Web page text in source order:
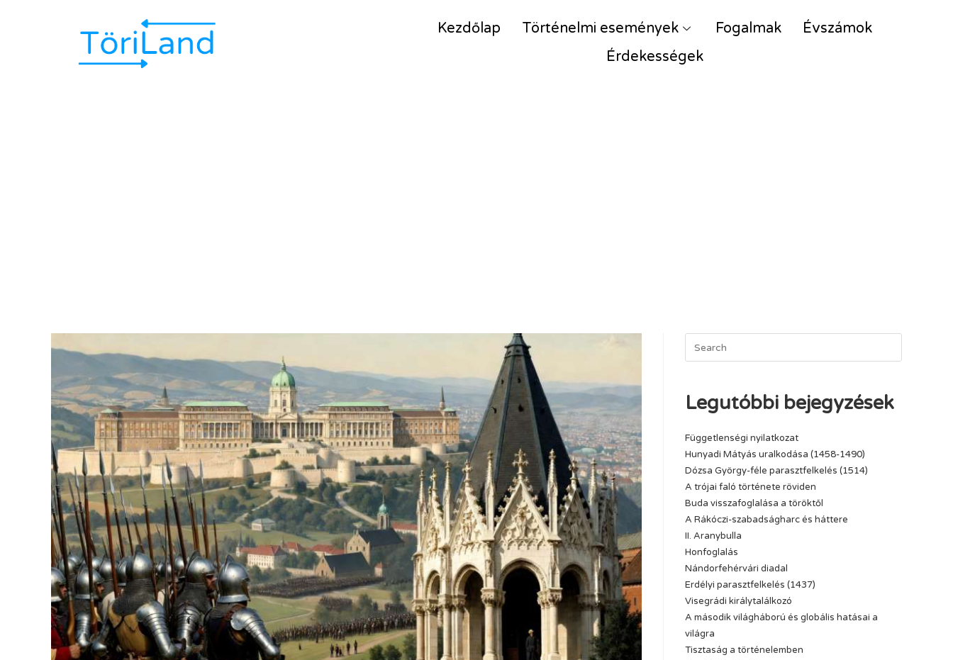
Kezdőlap Történelmi események Fogalmak
Évszámok
Érdekességek
Legutóbbi bejegyzések
Függetlenségi nyilatkozat
Hunyadi Mátyás uralkodása (1458-1490)
Dózsa György-féle parasztfelkelés (1514)
A trójai faló története röviden
Buda visszafoglalása a töröktől
A Rákóczi-szabadságharc és háttere
II. Aranybulla
Honfoglalás
Nándorfehérvári diadal
Erdélyi parasztfelkelés (1437)
Visegrádi királytalálkozó
A második világháború és globális hatásai a
világra
Tisztaság a történelemben